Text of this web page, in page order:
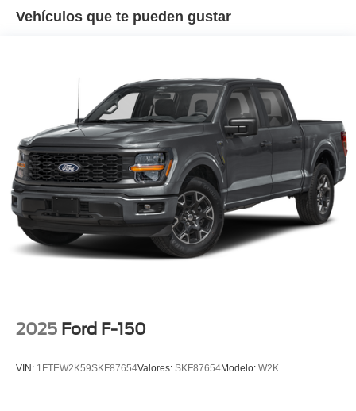
Vehículos que te pueden gustar
2025 Ford F-150
VIN: 1FTEW2K59SKF87654Valores: SKF87654Modelo: W2K